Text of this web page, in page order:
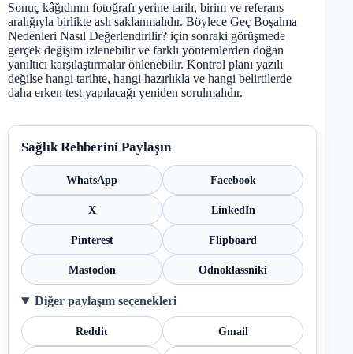
Sonuç kâğıdının fotoğrafı yerine tarih, birim ve referans
aralığıyla birlikte aslı saklanmalıdır. Böylece Geç Boşalma
Nedenleri Nasıl Değerlendirilir? için sonraki görüşmede
gerçek değişim izlenebilir ve farklı yöntemlerden doğan
yanıltıcı karşılaştırmalar önlenebilir. Kontrol planı yazılı
değilse hangi tarihte, hangi hazırlıkla ve hangi belirtilerde
daha erken test yapılacağı yeniden sorulmalıdır.
Sağlık Rehberini Paylaşın
WhatsApp Facebook
X LinkedIn
Pinterest Flipboard
Mastodon Odnoklassniki
Diğer paylaşım seçenekleri
Reddit Gmail